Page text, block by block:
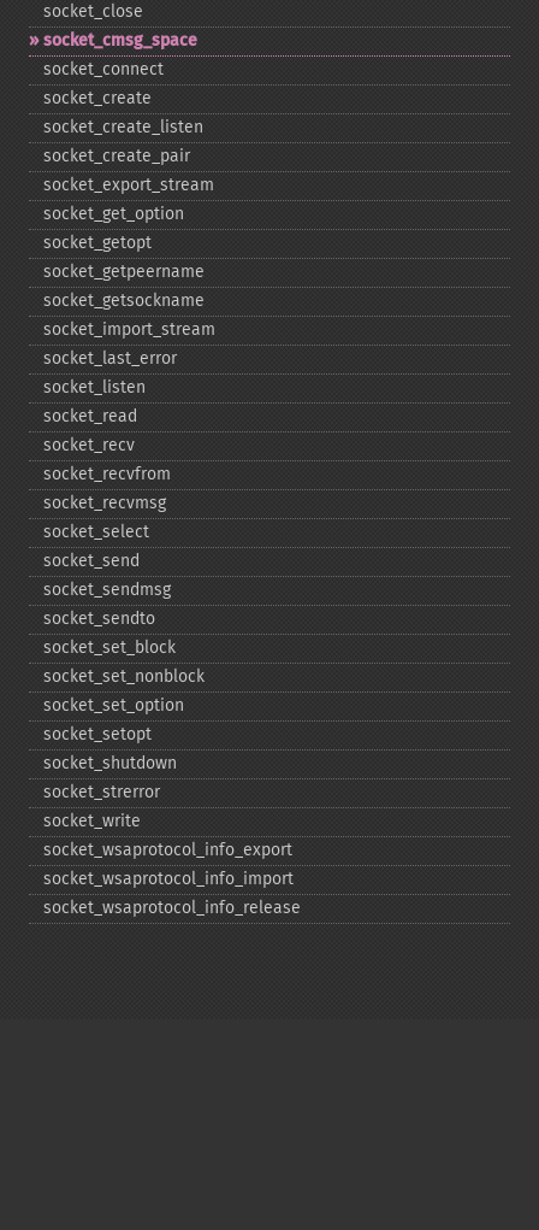
socket_​close
socket_​cmsg_​space
socket_​connect
socket_​create
socket_​create_​listen
socket_​create_​pair
socket_​export_​stream
socket_​get_​option
socket_​getopt
socket_​getpeername
socket_​getsockname
socket_​import_​stream
socket_​last_​error
socket_​listen
socket_​read
socket_​recv
socket_​recvfrom
socket_​recvmsg
socket_​select
socket_​send
socket_​sendmsg
socket_​sendto
socket_​set_​block
socket_​set_​nonblock
socket_​set_​option
socket_​setopt
socket_​shutdown
socket_​strerror
socket_​write
socket_​wsaprotocol_​info_​export
socket_​wsaprotocol_​info_​import
socket_​wsaprotocol_​info_​release